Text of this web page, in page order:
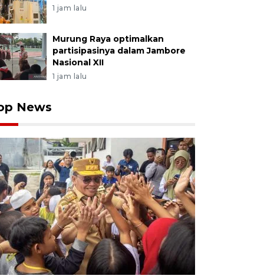
1 jam lalu
Murung Raya optimalkan
partisipasinya dalam Jambore
Nasional XII
1 jam lalu
News